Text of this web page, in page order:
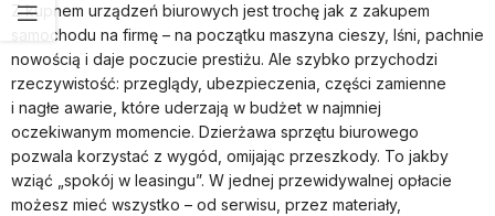
Z kupnem urządzeń biurowych jest trochę jak z zakupem
samochodu na firmę – na początku maszyna cieszy, lśni, pachnie
nowością i daje poczucie prestiżu. Ale szybko przychodzi
rzeczywistość: przeglądy, ubezpieczenia, części zamienne
i nagłe awarie, które uderzają w budżet w najmniej
oczekiwanym momencie. Dzierżawa sprzętu biurowego
pozwala korzystać z wygód, omijając przeszkody. To jakby
wziąć „spokój w leasingu”. W jednej przewidywalnej opłacie
możesz mieć wszystko – od serwisu, przez materiały,